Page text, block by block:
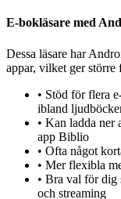
E-bokläsare med
Dessa läsare har
appar, vilket ger
• Stöd för flera
ibland
• Kan ladda ner
app Biblio
• Ofta något
• Mer flexibla
• Bra val för dig
och streaming